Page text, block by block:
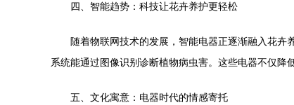
四、智能趋势：科技让花卉养护更轻松
随着物联网技术的发展，智能电器正逐渐融入花
系统能通过图像识别诊断植物病虫害。这些电器不仅降
五、文化寓意：电器时代的情感寄托